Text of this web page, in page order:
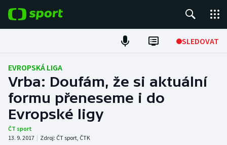
SLEDOVAT
ME v atletice
ME v plavání
Fotbal
Hokej
EVROPSKÁ LIGA
Vrba: Doufám, že si aktuální
formu přeneseme i do
Evropské ligy
ČT sport
13. 9. 2017 | Zdroj: ČT sport, ČTK